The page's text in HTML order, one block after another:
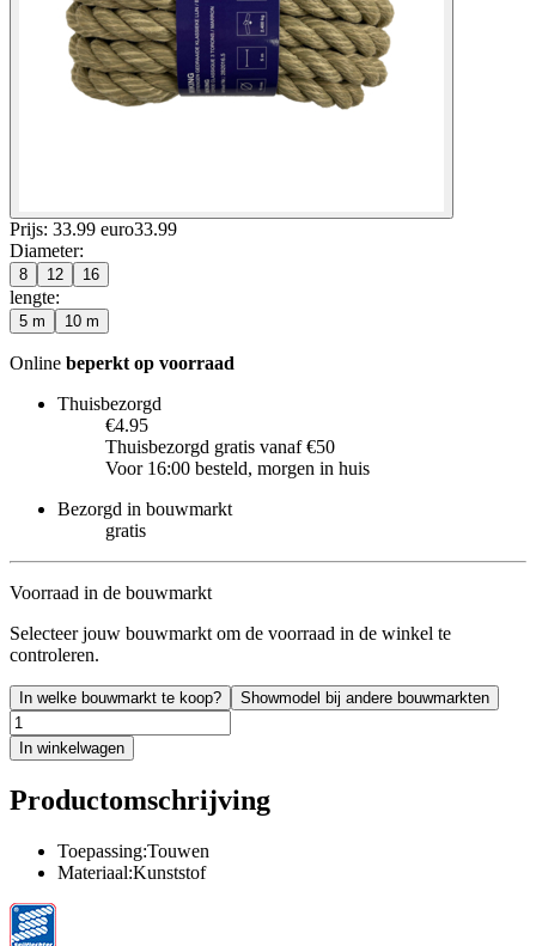
Prijs: 33.99 euro33.99
Diameter:
8 12 16
lengte:
5 m 10 m
Online beperkt op voorraad
Thuisbezorgd
€4.95
Thuisbezorgd gratis vanaf €50
Voor 16:00 besteld, morgen in huis
Bezorgd in bouwmarkt
gratis
Voorraad in de bouwmarkt
Selecteer jouw bouwmarkt om de voorraad in de winkel te
controleren.
In welke bouwmarkt te koop? Showmodel bij andere bouwmarkten
In winkelwagen
Productomschrijving
Toepassing:Touwen
Materiaal:Kunststof